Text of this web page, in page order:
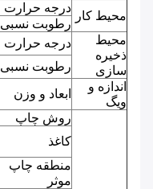
محیط کار
درجه حرارت
رطوبت نسبی
محیط
ذخیره
سازی
درجه حرارت
رطوبت نسبی
اندازه و
ویگ
ابعاد و وزن
روش چاپ
کاغذ
منطقه چاپ
موثر